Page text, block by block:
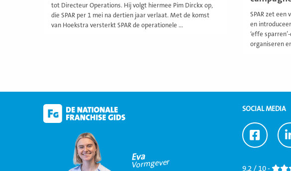
tot Directeur Operations. Hij volgt hiermee Pim Dirckx op,
die SPAR per 1 mei na dertien jaar verlaat. Met de komst
van Hoekstra versterkt SPAR de operationele ...
SPAR zet een
en
‘effe
organiseren
Eva
Vormgever
SOCIAL MEDIA
Ga
naar
9,2 / 10 -